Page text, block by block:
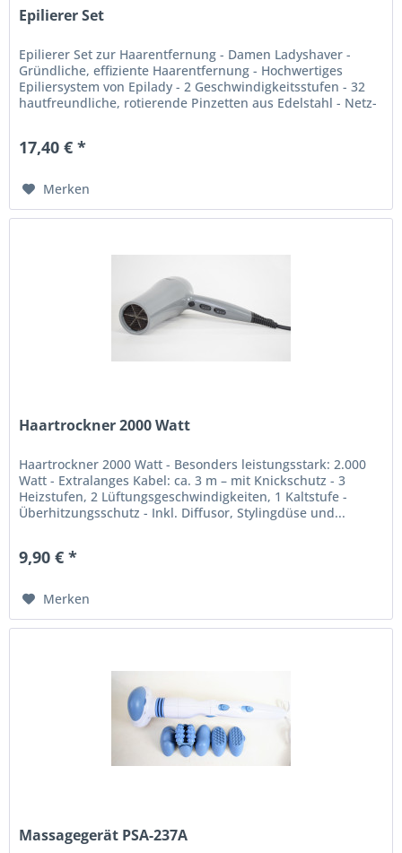
Epilierer Set
Epilierer Set zur Haarentfernung - Damen Ladyshaver -
Gründliche, effiziente Haarentfernung - Hochwertiges
Epiliersystem von Epilady - 2 Geschwindigkeitsstufen - 32
hautfreundliche, rotierende Pinzetten aus Edelstahl - Netz-
17,40 € *
Merken
Haartrockner 2000 Watt
Haartrockner 2000 Watt - Besonders leistungsstark: 2.000
Watt - Extralanges Kabel: ca. 3 m – mit Knickschutz - 3
Heizstufen, 2 Lüftungsgeschwindigkeiten, 1 Kaltstufe -
Überhitzungsschutz - Inkl. Diffusor, Stylingdüse und...
9,90 € *
Merken
Massagegerät PSA-237A